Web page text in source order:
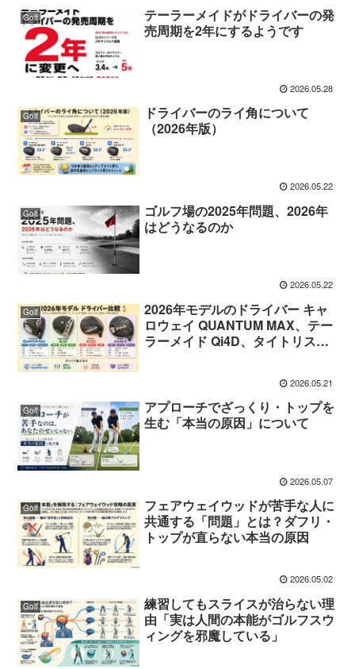
Golf
テーラーメイドがドライバーの発
売周期を2年にするようです
2026.05.28
Golf
ドライバーのライ角について
（2026年版）
2026.05.22
Golf
ゴルフ場の2025年問題、2026年
はどうなるのか
2026.05.22
Golf
2026年モデルのドライバー キャ
ロウェイ QUANTUM MAX、テー
ラーメイド Qi4D、タイトリスト
2026.05.21
Golf
アプローチでざっくり・トップを
生む「本当の原因」について
2026.05.07
Golf
フェアウェイウッドが苦手な人に
共通する「問題」とは？ダフリ・
トップが直らない本当の原因
2026.05.02
Golf
練習してもスライスが治らない理
由「実は人間の本能がゴルフスウ
ィングを邪魔している」